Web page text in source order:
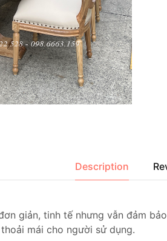
Description
giản, tinh tế nhưng vẫn đảm
mái cho người sử dụng.